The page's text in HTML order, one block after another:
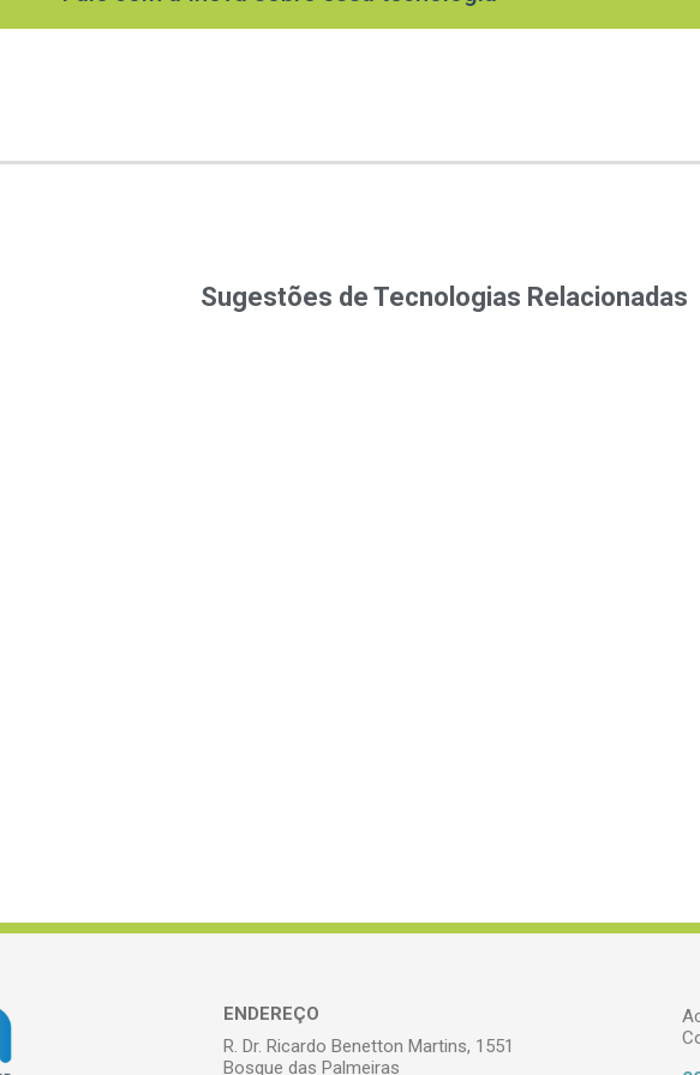
Sugestões de Tecnologias Relacionadas
ENDEREÇO
R. Dr. Ricardo Benetton Martins, 1551
Bosque das Palmeiras